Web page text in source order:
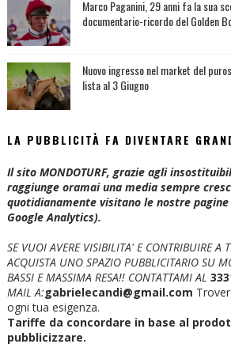
Marco Paganini, 29 anni fa la sua
documentario-ricordo del Golden
Nuovo ingresso nel market del
lista al 3 Giugno
LA PUBBLICITÀ FA DIVENTARE
Il sito MONDOTURF, grazie agli
raggiunge oramai una media sempre
quotidianamente visitano le nostre
Google Analytics).
SE VUOI AVERE VISIBILITA' E CONTRIBUIRE A
ACQUISTA UNO SPAZIO PUBBLICITARIO SU
BASSI E MASSIMA RESA!! CONTATTAMI AL
MAIL A:gabrielecandi@gmail.com
ogni tua esigenza.
Tariffe da concordare in base al
pubblicizzare.